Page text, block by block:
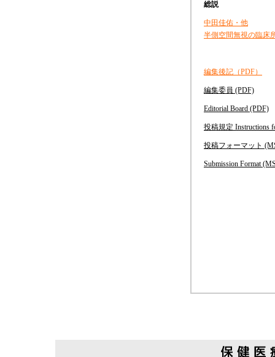
総説
中田佳佑・他
半側空間無視の臨床
編集後記（PDF）
編集委員 (PDF)
Editorial Board (PDF)
投稿規定 Instructions
投稿フォーマット
Submission Format